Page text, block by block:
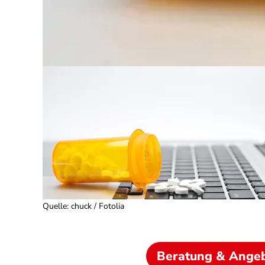
Quelle: chuck / Fotolia
Beratung &